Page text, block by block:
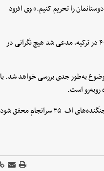
را تحریم کنیم.» وی افزود
ترامپ همچنین در پاسخ به پرسشی درباره نگرانی واشنگتن از ادامه استقرار سامانه اس-۴۰۰ در ترکیه، مدعی شد هیچ نگرانی در
کرد و گفت این موضوع به‌طور جدی بررسی خواهد شد. با
روبه‌رو است.
اردوغان نیز با استقبال از مواضع ترامپ، ابراز امیدواری کرد درخواست آنکارا برای خرید جنگنده‌های اف-۳۵ سرانجام محقق شود